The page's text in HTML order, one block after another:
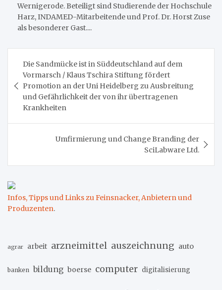
Wernigerode. Beteiligt sind Studierende der Hochschule
Harz, INDAMED-Mitarbeitende und Prof. Dr. Horst Zuse
als besonderer Gast....
Die Sandmücke ist in Süddeutschland auf dem
Vormarsch / Klaus Tschira Stiftung fördert
Promotion an der Uni Heidelberg zu Ausbreitung
und Gefährlichkeit der von ihr übertragenen
Krankheiten
Umfirmierung und Change Branding der
SciLabware Ltd.
Infos, Tipps und Links zu Feinsnacker, Anbietern und
Produzenten.
agrar arbeit arzneimittel auszeichnung auto
banken bildung boerse computer digitalisierung